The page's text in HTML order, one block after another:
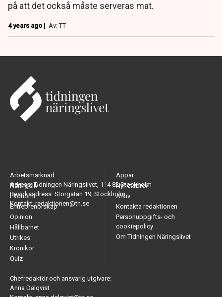
på att det också måste serveras mat.
4 years ago | Av: TT
Adress: Tidningen Näringslivet, 114 82 Stockholm
Besöksadress: Storgatan 19, Stockholm
Kontakt: redaktionen@tn.se
Arbetsmarknad
Näringsliv
Ekonomi
Entreprenörskap
Opinion
Hållbarhet
Utrikes
Krönikor
Quiz
Appar
Nyhetsbrev
Arkiv
Kontakta redaktionen
Personuppgifts- och
cookiepolicy
Om Tidningen Näringslivet
Chefredaktör och ansvarig utgivare:
Anna Dalqvist